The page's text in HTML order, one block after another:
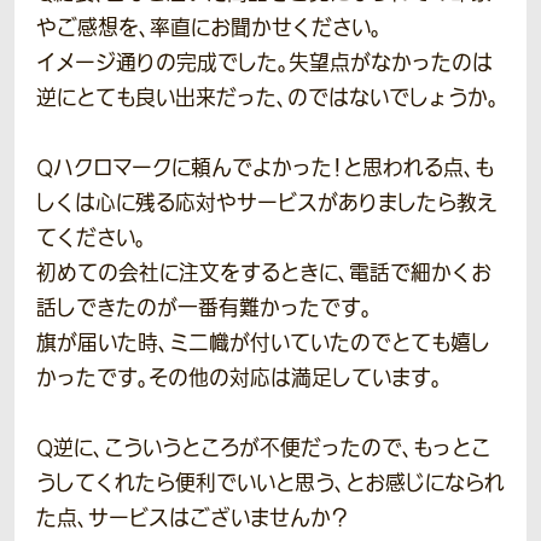
やご感想を、率直にお聞かせください。
イメージ通りの完成でした。失望点がなかったのは
逆にとても良い出来だった、のではないでしょうか。
Qハクロマークに頼んでよかった！と思われる点、も
しくは心に残る応対やサービスがありましたら教え
てください。
初めての会社に注文をするときに、電話で細かくお
話しできたのが一番有難かったです。
旗が届いた時、ミニ幟が付いていたのでとても嬉し
かったです。その他の対応は満足しています。
Q逆に、こういうところが不便だったので、もっとこ
うしてくれたら便利でいいと思う、とお感じになられ
た点、サービスはございませんか？